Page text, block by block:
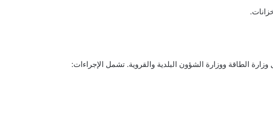
الطاقة ووزارة الشؤون البلدية والقروية. تشمل الإجراءات: